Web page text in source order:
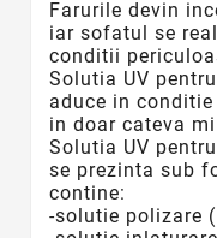
Farurile devin
iar sofatul se
conditii
Solutia UV
aduce in
in doar cateva
Solutia UV
se prezinta sub
contine:
-solutie polizare